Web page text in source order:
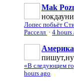
Mak
Лопес побьёт
Расселл · 4 hours
Америка
пишут,ну
«В следующем
hours ago